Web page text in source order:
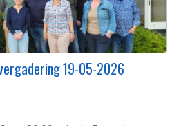
19-05-2026